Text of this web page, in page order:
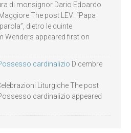
di monsignor Dario Edoardo
The post LEV: “Papa
dietro le quinte
Wenders appeared first on
cardinalizio Dicembre
Liturgiche The post
cardinalizio appeared